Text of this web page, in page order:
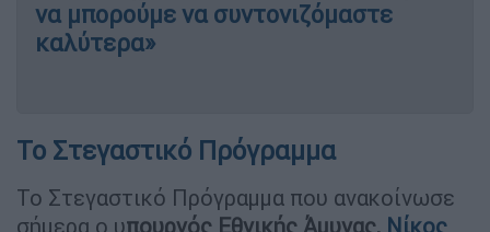
να μπορούμε να συντονιζόμαστε
καλύτερα»
Το Στεγαστικό Πρόγραμμα
Το Στεγαστικό Πρόγραμμα που ανακοίνωσε
σήμερα ο υπουργός Εθνικής Άμυνας, Νίκος